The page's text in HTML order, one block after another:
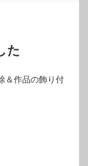
た
＆作品の飾り付